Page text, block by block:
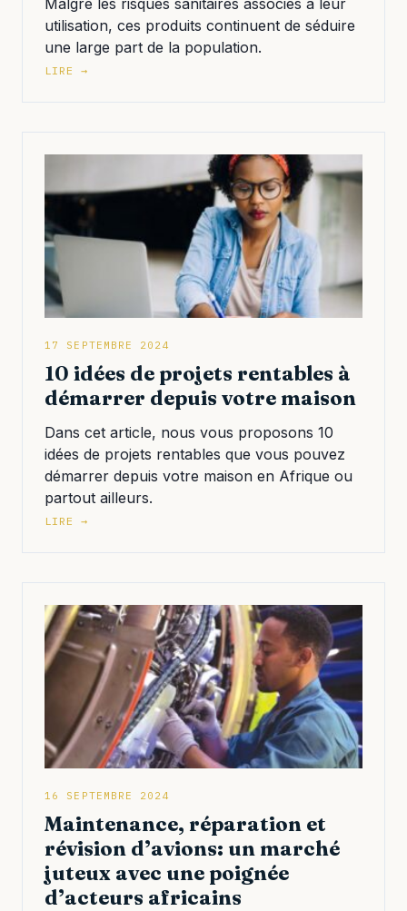
Malgré les risques sanitaires associés à leur
utilisation, ces produits continuent de séduire
une large part de la population.
LIRE →
17 SEPTEMBRE 2024
10 idées de projets rentables à
démarrer depuis votre maison
Dans cet article, nous vous proposons 10
idées de projets rentables que vous pouvez
démarrer depuis votre maison en Afrique ou
partout ailleurs.
LIRE →
16 SEPTEMBRE 2024
Maintenance, réparation et
révision d’avions: un marché
juteux avec une poignée
d’acteurs africains